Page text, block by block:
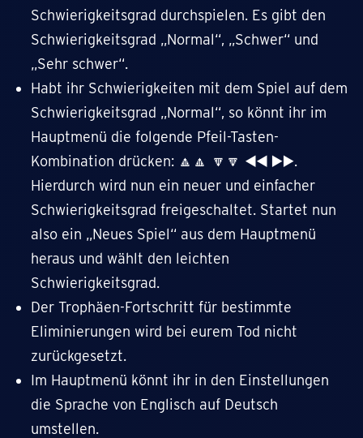
Schwierigkeitsgrad durchspielen. Es gibt den
Schwierigkeitsgrad „Normal“, „Schwer“ und
„Sehr schwer“.
Habt ihr Schwierigkeiten mit dem Spiel auf dem
Schwierigkeitsgrad „Normal“, so könnt ihr im
Hauptmenü die folgende Pfeil-Tasten-
Kombination drücken: 🔼🔼 🔽🔽 ◀️◀️ ▶️▶️.
Hierdurch wird nun ein neuer und einfacher
Schwierigkeitsgrad freigeschaltet. Startet nun
also ein „Neues Spiel“ aus dem Hauptmenü
heraus und wählt den leichten
Schwierigkeitsgrad.
Der Trophäen-Fortschritt für bestimmte
Eliminierungen wird bei eurem Tod nicht
zurückgesetzt.
Im Hauptmenü könnt ihr in den Einstellungen
die Sprache von Englisch auf Deutsch
umstellen.